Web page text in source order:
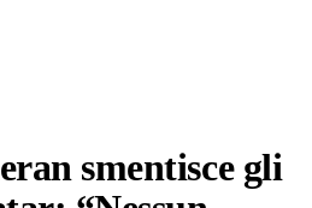
smentisce gli